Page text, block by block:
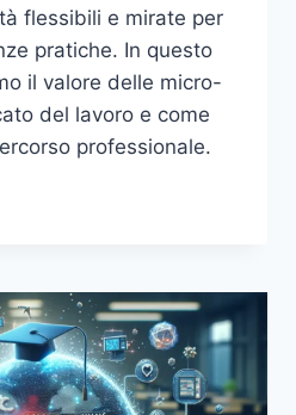
flessibili e mirate per
pratiche. In questo
il valore delle micro-
del lavoro e come
professionale.